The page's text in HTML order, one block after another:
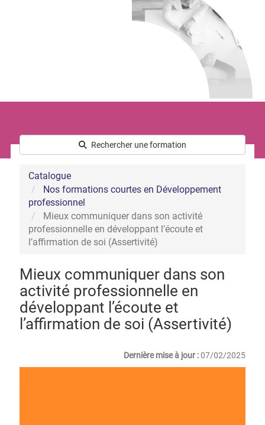
Rechercher une formation
Catalogue
Nos formations courtes en Développement
professionnel
Mieux communiquer dans son activité
professionnelle en développant l’écoute et
l’affirmation de soi (Assertivité)
Mieux communiquer dans son
activité professionnelle en
développant l’écoute et
l’affirmation de soi (Assertivité)
Dernière mise à jour :07/02/2025
Le développement commercial